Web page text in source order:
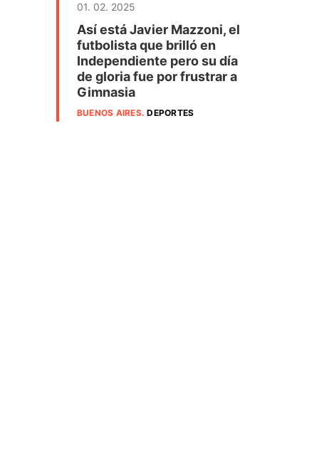
01. 02. 2025
Así está Javier Mazzoni, el
futbolista que brilló en
Independiente pero su día
de gloria fue por frustrar a
Gimnasia
BUENOS AIRES.DEPORTES